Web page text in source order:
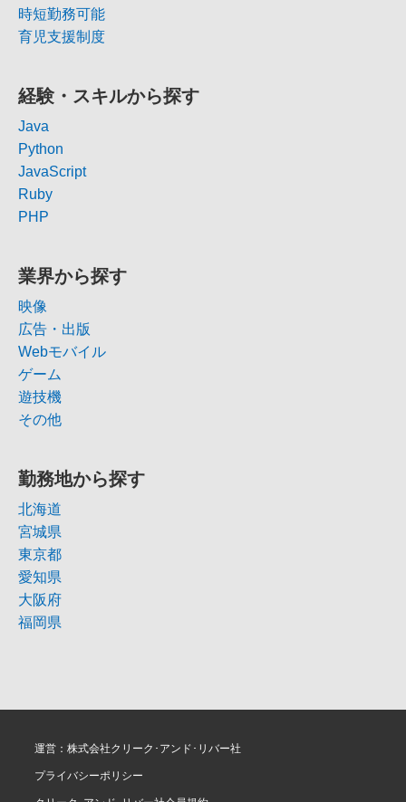
時短勤務可能
育児支援制度
経験・スキルから探す
Java
Python
JavaScript
Ruby
PHP
業界から探す
映像
広告・出版
Webモバイル
ゲーム
遊技機
その他
勤務地から探す
北海道
宮城県
東京都
愛知県
大阪府
福岡県
運営：株式会社クリーク･アンド･リバー社
プライバシーポリシー